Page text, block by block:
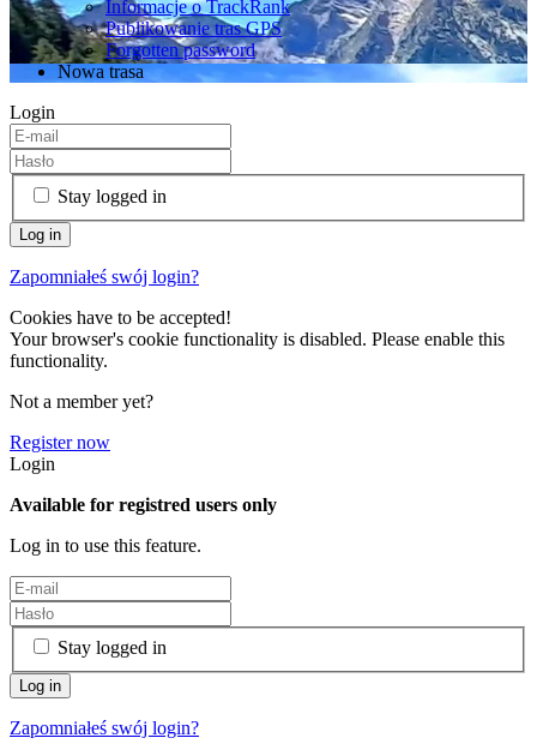
Informacje o TrackRank
Publikowanie tras GPS
Forgotten password
Nowa trasa
Login
Stay logged in
Zapomniałeś swój login?
Cookies have to be accepted!
Your browser's cookie functionality is disabled. Please enable this
functionality.
Not a member yet?
Register now
Login
Available for registred users only
Log in to use this feature.
Stay logged in
Zapomniałeś swój login?